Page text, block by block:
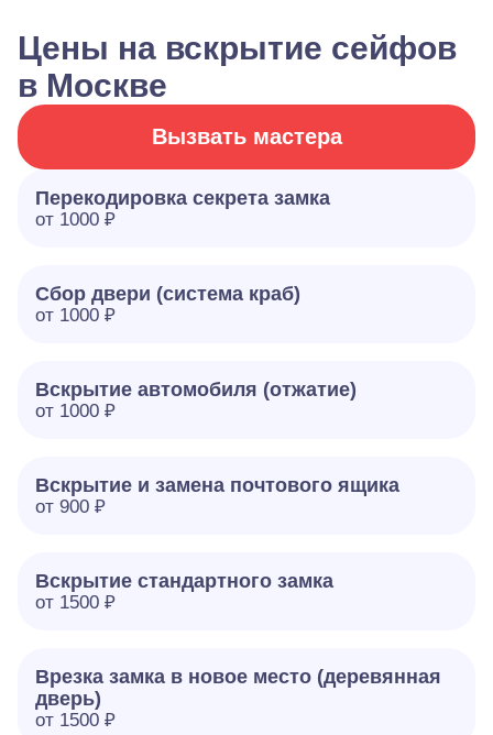
Цены на вскрытие сейфов
в Москве
Вызвать мастера
Перекодировка секрета замка
от 1000 ₽
Сбор двери (система краб)
от 1000 ₽
Вскрытие автомобиля (отжатие)
от 1000 ₽
Вскрытие и замена почтового ящика
от 900 ₽
Вскрытие стандартного замка
от 1500 ₽
Врезка замка в новое место (деревянная
дверь)
от 1500 ₽